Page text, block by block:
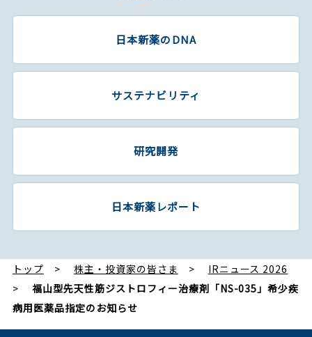
日本新薬のDNA
サステナビリティ
研究開発
日本新薬レポート
トップ 株主・投資家の皆さま
IRニュース 2026
福山型先天性筋ジストロフィー治療剤「NS-035」希少疾
病用医薬品指定のお知らせ